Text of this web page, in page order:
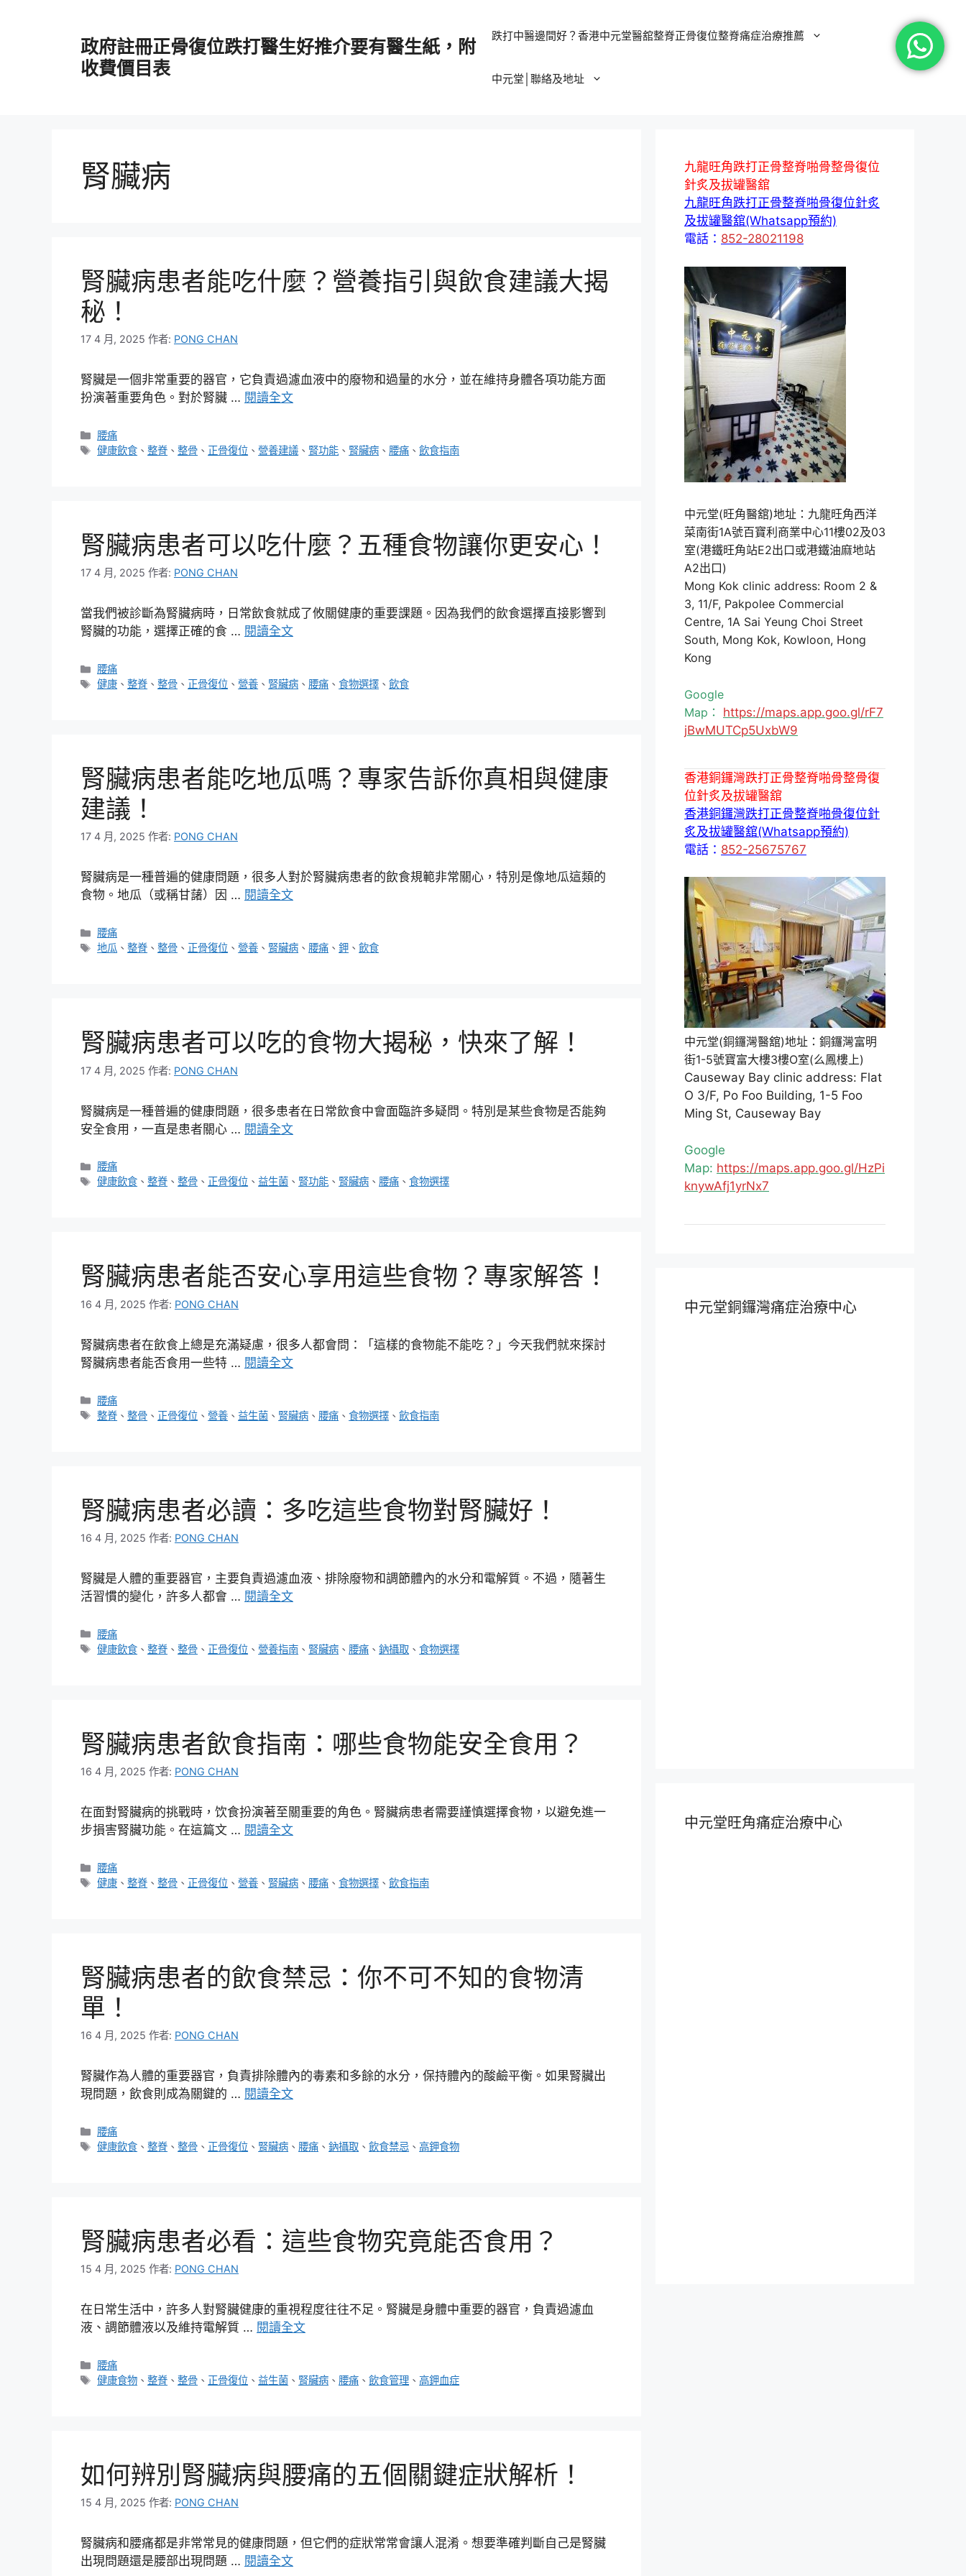
政府註冊正骨復位跌打醫生好推介要有醫生紙，附
收費價目表
跌打中醫邊間好？香港中元堂醫舘整脊正骨復位整脊痛症治療推薦
中元堂│聯絡及地址
腎臟病
腎臟病患者能吃什麼？營養指引與飲食建議大揭
秘！
17 4 月, 2025 作者: PONG CHAN
腎臟是一個非常重要的器官，它負責過濾血液中的廢物和過量的水分，並在維持身體各項功能方面
扮演著重要角色。對於腎臟 … 閱讀全文
分
類
腰痛
標
健康飲食 、整脊 、整骨 、 正骨復位 、營養建議 、 腎功能 、 腎臟病 、 腰痛 、飲食指南
腎臟病患者可以吃什麼？五種食物讓你更安心！
17 4 月, 2025 作者: PONG CHAN
當我們被診斷為腎臟病時，日常飲食就成了攸關健康的重要課題。因為我們的飲食選擇直接影響到
腎臟的功能，選擇正確的食 … 閱讀全文
分
類
腰痛
標
健康 、整脊 、整骨 、 正骨復位 、營養 、 腎臟病 、 腰痛 、食物選擇 、飲食
腎臟病患者能吃地瓜嗎？專家告訴你真相與健康
建議！
17 4 月, 2025 作者: PONG CHAN
腎臟病是一種普遍的健康問題，很多人對於腎臟病患者的飲食規範非常關心，特別是像地瓜這類的
食物。地瓜（或稱甘藷）因 … 閱讀全文
分
類
腰痛
標
地瓜 、整脊 、整骨 、 正骨復位 、營養 、 腎臟病 、 腰痛 、鉀 、飲食
腎臟病患者可以吃的食物大揭秘，快來了解！
17 4 月, 2025 作者: PONG CHAN
腎臟病是一種普遍的健康問題，很多患者在日常飲食中會面臨許多疑問。特別是某些食物是否能夠
安全食用，一直是患者關心 … 閱讀全文
分
類
腰痛
標
健康飲食 、整脊 、整骨 、 正骨復位 、 益生菌 、 腎功能 、 腎臟病 、腰痛 、食物選擇
腎臟病患者能否安心享用這些食物？專家解答！
16 4 月, 2025 作者: PONG CHAN
腎臟病患者在飲食上總是充滿疑慮，很多人都會問：「這樣的食物能不能吃？」今天我們就來探討
腎臟病患者能否食用一些特 … 閱讀全文
分
類
腰痛
標
整脊 、整骨 、 正骨復位 、營養 、 益生菌 、 腎臟病 、 腰痛 、食物選擇 、飲食指南
腎臟病患者必讀：多吃這些食物對腎臟好！
16 4 月, 2025 作者: PONG CHAN
腎臟是人體的重要器官，主要負責過濾血液、排除廢物和調節體內的水分和電解質。不過，隨著生
活習慣的變化，許多人都會 … 閱讀全文
分
類
腰痛
標
健康飲食 、整脊 、整骨 、 正骨復位 、營養指南 、 腎臟病 、 腰痛 、鈉攝取 、食物選擇
腎臟病患者飲食指南：哪些食物能安全食用？
16 4 月, 2025 作者: PONG CHAN
在面對腎臟病的挑戰時，饮食扮演著至關重要的角色。腎臟病患者需要謹慎選擇食物，以避免進一
步損害腎臟功能。在這篇文 … 閱讀全文
分
類
腰痛
標
健康 、整脊 、整骨 、 正骨復位 、營養 、 腎臟病 、 腰痛 、食物選擇 、飲食指南
腎臟病患者的飲食禁忌：你不可不知的食物清
單！
16 4 月, 2025 作者: PONG CHAN
腎臟作為人體的重要器官，負責排除體內的毒素和多餘的水分，保持體內的酸鹼平衡。如果腎臟出
現問題，飲食則成為關鍵的 … 閱讀全文
分
類
腰痛
標
健康飲食 、整脊 、整骨 、 正骨復位 、 腎臟病 、 腰痛 、鈉攝取 、飲食禁忌 、高鉀食物
腎臟病患者必看：這些食物究竟能否食用？
15 4 月, 2025 作者: PONG CHAN
在日常生活中，許多人對腎臟健康的重視程度往往不足。腎臟是身體中重要的器官，負責過濾血
液、調節體液以及維持電解質 … 閱讀全文
分
類
腰痛
標
健康食物 、整脊 、整骨 、 正骨復位 、 益生菌 、 腎臟病 、 腰痛 、飲食管理 、高鉀血症
如何辨別腎臟病與腰痛的五個關鍵症狀解析！
15 4 月, 2025 作者: PONG CHAN
腎臟病和腰痛都是非常常見的健康問題，但它們的症狀常常會讓人混淆。想要準確判斷自己是腎臟
出現問題還是腰部出現問題 … 閱讀全文
九龍旺角跌打正骨整脊啪骨整骨復位
針炙及拔罐醫舘
九龍旺角跌打正骨整脊啪骨復位針炙
及拔罐醫舘(Whatsapp預約)
電話： 852-28021198
中元堂(旺角醫舘)地址：九龍旺角西洋
菜南街1A號百寶利商業中心11樓02及03
室(港鐵旺角站E2出口或港鐵油麻地站
A2出口)
Mong Kok clinic address: Room 2 &
3, 11/F, Pakpolee Commercial
Centre, 1A Sai Yeung Choi Street
South, Mong Kok, Kowloon, Hong
Kong
Google
Map： https://maps.app.goo.gl/rF7
jBwMUTCp5UxbW9
香港銅鑼灣跌打正骨整脊啪骨整骨復
位針炙及拔罐醫舘
香港銅鑼灣跌打正骨整脊啪骨復位針
炙及拔罐醫舘(Whatsapp預約)
電話： 852-25675767
中元堂(銅鑼灣醫舘)地址：銅鑼灣富明
街1-5號寶富大樓3樓O室(么鳳樓上)
Causeway Bay clinic address: Flat
O 3/F, Po Foo Building, 1-5 Foo
Ming St, Causeway Bay
Google
Map: https://maps.app.goo.gl/HzPi
knywAfj1yrNx7
中元堂銅鑼灣痛症治療中心
中元堂旺角痛症治療中心